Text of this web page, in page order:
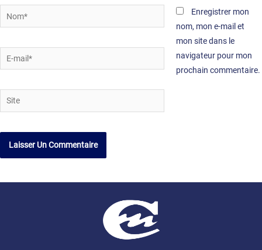
Nom*
mail*
Site
Enregistrer mon
nom, mon e-mail et
mon site dans le
navigateur pour mon
prochain commentaire.